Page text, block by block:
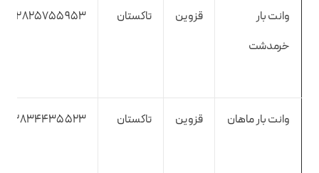
وانت بار
خرمدشت
قزوین تاکستان 2825755953
وانت بار ماهان قزوین تاکستان 2834435523